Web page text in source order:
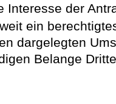
Interesse der
ein
dargelegten
Belange